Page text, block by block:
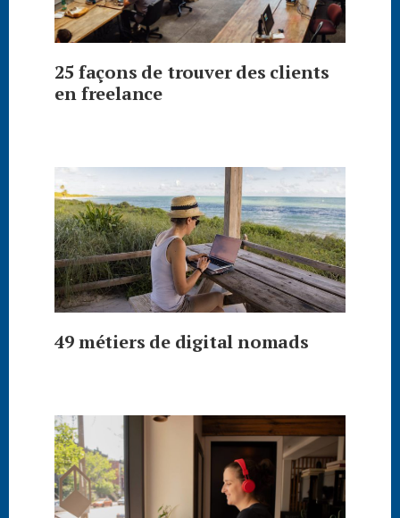
25 façons de trouver des clients
en freelance
49 métiers de digital nomads